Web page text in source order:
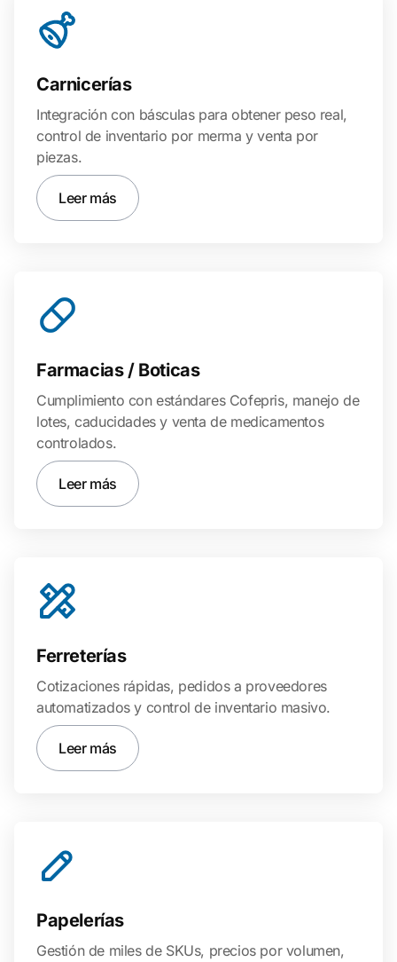
Carnicerías
Integración con básculas para obtener peso real,
control de inventario por merma y venta por
piezas.
Leer más
Farmacias / Boticas
Cumplimiento con estándares Cofepris, manejo de
lotes, caducidades y venta de medicamentos
controlados.
Leer más
Ferreterías
Cotizaciones rápidas, pedidos a proveedores
automatizados y control de inventario masivo.
Leer más
Papelerías
Gestión de miles de SKUs, precios por volumen,